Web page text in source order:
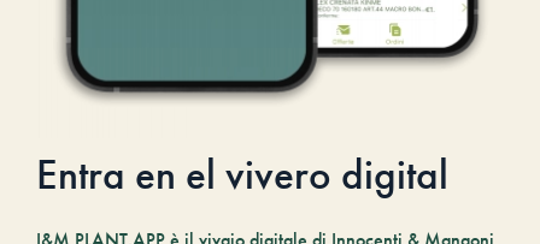
Entra en el vivero digital